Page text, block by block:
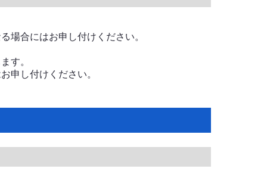
場合にはお申し付けください。
す。
申し付けください。